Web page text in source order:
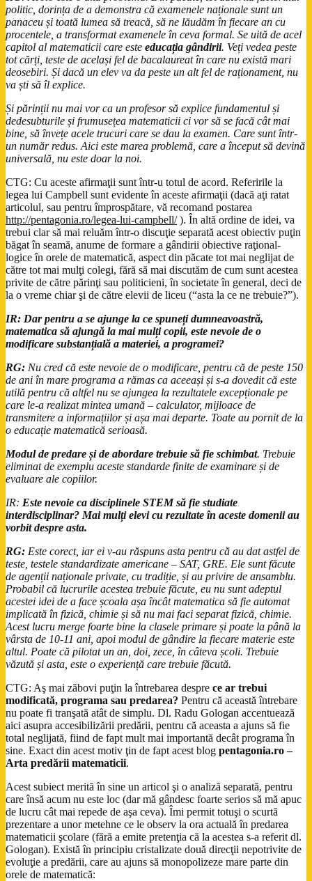
politic, dorința de a demonstra că examenele naționale sunt un
panaceu și toată lumea să treacă, să ne lăudăm în fiecare an cu
procentele, a transformat examenele în ceva formal. Se uită de acel
capitol al matematicii care este educația gândirii. Veți vedea peste
tot cărți, teste de același fel de bacalaureat în care nu există mari
deosebiri. Și dacă un elev va da peste un alt fel de raționament, nu
va ști să îl explice.
Și părinții nu mai vor ca un profesor să explice fundamentul și
dedesubturile și frumusețea matematicii ci vor să se facă cât mai
bine, să învețe acele trucuri care se dau la examen. Care sunt într-
un număr redus. Aici este marea problemă, care a început să devină
universală, nu este doar la noi.
CTG: Cu aceste afirmaţii sunt într-u totul de acord. Referirile la
legea lui Campbell sunt evidente în aceste afirmaţii (dacă aţi ratat
articolul, sau pentru împrospătare, vă recomand postarea
http://pentagonia.ro/legea-lui-campbell/). În altă ordine de idei, va
trebui clar să mai reluăm într-o discuţie separată acest obiectiv puţin
băgat în seamă, anume de formare a gândirii obiective raţional-
logice în orele de matematică, aspect din păcate tot mai neglijat de
către tot mai mulţi colegi, fără să mai discutăm de cum sunt acestea
privite de către părinţi sau politicieni, în societate în general, deci de
la o vreme chiar şi de către elevii de liceu (“asta la ce ne trebuie?”).
IR: Dar pentru a se ajunge la ce spuneți dumneavoastră,
matematica să ajungă la mai mulți copii, este nevoie de o
modificare substanțială a materiei, a programei?
RG: Nu cred că este nevoie de o modificare, pentru că de peste 150
de ani în mare programa a rămas ca aceeași și s-a dovedit că este
utilă pentru că altfel nu se ajungea la rezultatele excepționale pe
care le-a realizat mintea umană – calculator, mijloace de
transmitere a informațiilor și așa mai departe. Toate au pornit de la
o educație matematică serioasă.
Modul de predare și de abordare trebuie să fie schimbat. Trebuie
eliminat de exemplu aceste standarde finite de examinare și de
evaluare ale copiilor.
IR: Este nevoie ca disciplinele STEM să fie studiate
interdisciplinar? Mai mulți elevi cu rezultate în aceste domenii au
vorbit despre asta.
RG: Este corect, iar ei v-au răspuns asta pentru că au dat astfel de
teste, testele standardizate americane – SAT, GRE. Ele sunt făcute
de agenții naționale private, cu tradiție, și au privire de ansamblu.
Probabil că lucrurile acestea trebuie făcute, eu nu sunt adeptul
acestei idei de a face școala așa încât matematica să fie automat
implicată în fizică, chimie și să nu mai faci separat fizică, chimie.
Acest lucru merge foarte bine la clasele primare și poate la până la
vârsta de 10-11 ani, apoi modul de gândire la fiecare materie este
altul. Poate că pilotat un an, doi, zece, în câteva școli. Trebuie
văzută și asta, este o experiență care trebuie făcută.
CTG: Aş mai zăbovi puţin la întrebarea despre ce ar trebui
modificată, programa sau predarea? Pentru că această întrebare
nu poate fi tranşată atât de simplu. Dl. Radu Gologan accentuează
aici asupra accesibilizării predării, pentru că aceasta a ajuns să fie
total neglijată, fiind de fapt mult mai importantă decât programa în
sine. Exact din acest motiv ţin de fapt acest blog pentagonia.ro –
Arta predării matematicii.
Acest subiect merită în sine un articol şi o analiză separată, pentru
care însă acum nu este loc (dar mă gândesc foarte serios să mă apuc
de lucru cât mai repede de aşa ceva). Îmi permit totuşi o scurtă
prezentare a unor metehne ce le observ la ora actuală în predarea
matematicii şcolare (fără a emite pretenţia că la acestea s-a referit dl.
Gologan). Există în principiu cristalizate două direcţii nepotrivite de
evoluţie a predării, care au ajuns să monopolizeze mare parte din
orele de matematică: